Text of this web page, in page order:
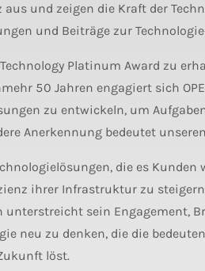
und zeigen die Kraft der
und Beiträge zur
Platinum Award zu
50 Jahren engagiert sich
zu entwickeln, um
Anerkennung bedeutet
die es
ihrer Infrastruktur zu
sein Engagement,
neu zu denken, die die
löst.